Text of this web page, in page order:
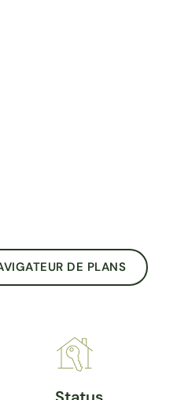
DE PLANS